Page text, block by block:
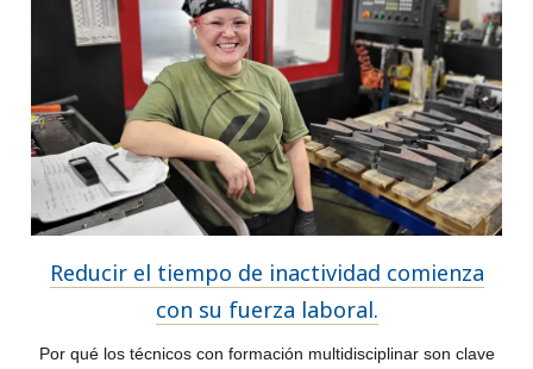
Reducir el tiempo de inactividad comienza
con su fuerza laboral.
Por qué los técnicos con formación multidisciplinar son clave